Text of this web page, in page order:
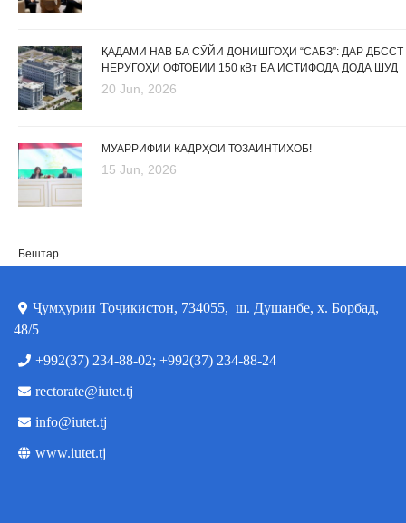
ҚАДАМИ НАВ БА СӮЙИ ДОНИШГОҲИ “САБЗ”: ДАР ДБССТ
НЕРУГОҲИ ОФТОБИИ 150 кВт БА ИСТИФОДА ДОДА ШУД
20 Jun, 2026
МУАРРИФИИ КАДРҲОИ ТОЗАИНТИХОБ!
15 Jun, 2026
Бештар
Ҷумҳурии Тоҷикистон, 734055, ш. Душанбе, х. Борбад,
48/5
+992(37) 234-88-02; +992(37) 234-88-24
rectorate@iutet.tj
info@iutet.tj
www.iutet.tj